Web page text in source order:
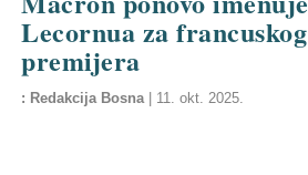
Lecornua za francuskog
premijera
Redakcija Bosna | 11. okt. 2025.